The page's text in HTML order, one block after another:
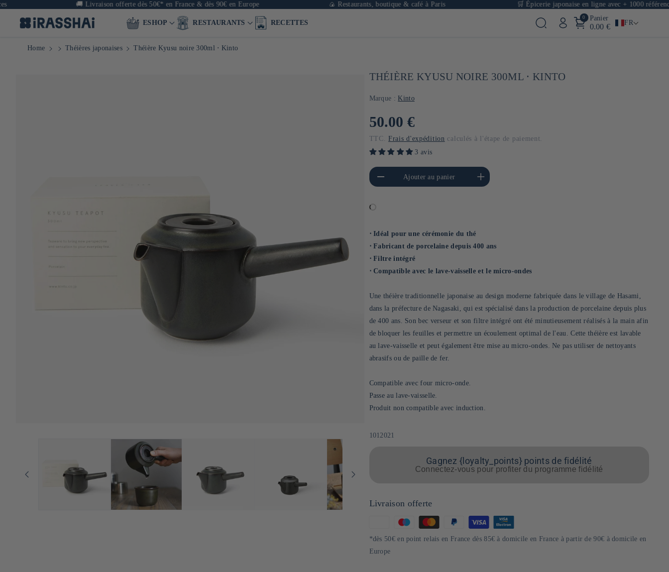
Livraison offerte dès 50€* en France & dès 90€ en Europe 🍙 Restaurants, boutique & café à Paris 🛒 Épicerie japonaise en ligne avec + 1000 références
ESHOP RESTAURANTS RECETTES
0 Panier
0.00 € FR
Home Théières japonaises Théière Kyusu noire 300ml ⋅ Kinto
THÉIÈRE KYUSU NOIRE 300ML ⋅ KINTO
Marque : Kinto
Prix
habituel
50.00 €
TTC. Frais d'expédition calculés à l'étape de paiement.
3 avis
Réduire la quantité de Default
Title
Ajouter au panier
Augmenter la quantité de
Default Title
⋅ Idéal pour une cérémonie du thé
⋅ Fabricant de porcelaine depuis 400 ans
⋅ Filtre intégré
⋅ Compatible avec le lave-vaisselle et le micro-ondes
Une théière traditionnelle japonaise au design moderne fabriquée dans le village de Hasami,
dans la préfecture de Nagasaki, qui est spécialisé dans la production de porcelaine depuis plus
de 400 ans. Son bec verseur et son filtre intégré ont été minutieusement réalisés à la main afin
de bloquer les feuilles et permettre un écoulement optimal de l'eau. Cette théière est lavable
au lave-vaisselle et peut également être mise au micro-ondes. Ne pas utiliser de nettoyants
abrasifs ou de paille de fer.
Compatible avec four micro-onde.
Passe au lave-vaisselle.
Produit non compatible avec induction.
SKU:
1012021
Gagnez {loyalty_points} points de fidélité
Connectez-vous pour profiter du programme fidélité
Livraison offerte
de
paiement
*dès 50€ en point relais en France dès 85€ à domicile en France à partir de 90€ à domicile en
Europe